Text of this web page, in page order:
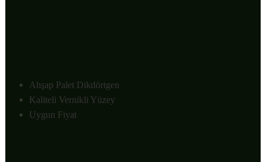
Ahşap Palet Dikdörtgen
Kaliteli Vernikli Yüzey
Uygun Fiyat